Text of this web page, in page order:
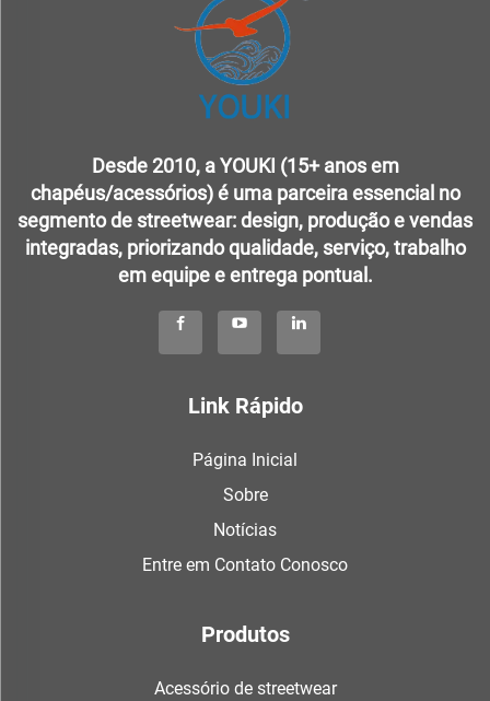
Desde 2010, a YOUKI (15+ anos em
chapéus/acessórios) é uma parceira essencial no
segmento de streetwear: design, produção e vendas
integradas, priorizando qualidade, serviço, trabalho
em equipe e entrega pontual.
Link Rápido
Página Inicial
Sobre
Notícias
Entre em Contato Conosco
Produtos
Acessório de streetwear